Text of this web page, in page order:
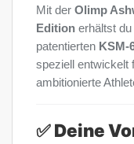
Mit der Olimp
Edition erhältst
patentierten
speziell entwickelt
ambitionierte
✅ Deine